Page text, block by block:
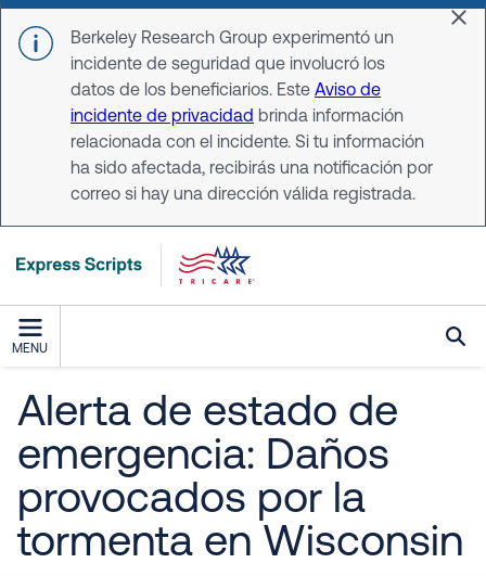
Skip to main content
Berkeley Research Group experimentó un
incidente de seguridad que involucró los
datos de los beneficiarios. Este Aviso de
incidente de privacidad brinda información
relacionada con el incidente. Si tu información
ha sido afectada, recibirás una notificación por
correo si hay una dirección válida registrada.
MENU
Alerta de estado de
emergencia: Daños
provocados por la
tormenta en Wisconsin